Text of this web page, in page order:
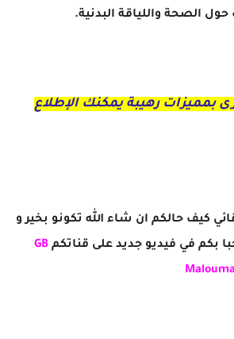
الصحة واللياقة البدنية.
بمميزات رهيبة يمكنك الإطلاع
كيف حالكم ان شاء الله تكونو بخير و
بكم في فيديو جديد على قناتكم GB